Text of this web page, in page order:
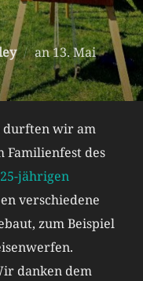
anVeröffentlicht
am
13. Mai
durften wir am
Familienfest des
jährigen
verschiedene
zum Beispiel
danken dem